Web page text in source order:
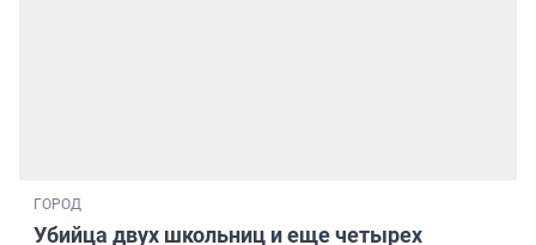
ГОРОД
Убийца двух школьниц и еще четырех